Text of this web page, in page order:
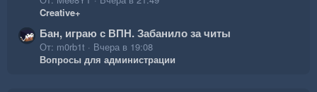
Creative+
Бан, играю с ВПН. Забанило за читы
От: m0rb1t
Вчера в 19:08
Вопросы для администрации